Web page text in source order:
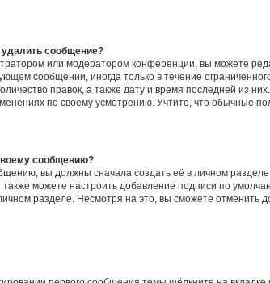
удалить сообщение?
или модератором конференции, вы можете
сообщении, иногда только в течение
правок, а также дату и время последней из
по своему усмотрению. Учтите, что обычные
сообщению?
вы должны сначала создать её в личном
можете настроить добавление подписи по
разделе. Несмотря на это, вы сможете